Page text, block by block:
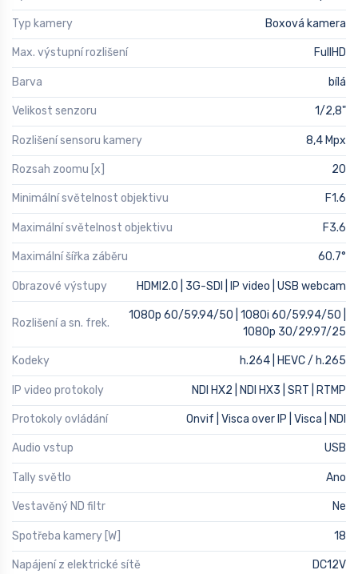
Typ kamery Boxová kamera
Max. výstupní rozlišení FullHD
Barva bílá
Velikost senzoru 1/2,8"
Rozlišení sensoru kamery 8,4 Mpx
Rozsah zoomu [x] 20
Minimální světelnost objektivu F1.6
Maximální světelnost objektivu F3.6
Maximální šířka záběru 60.7°
Obrazové výstupy HDMI2.0 | 3G-SDI | IP video | USB webcam
Rozlišení a sn. frek.
1080p 60/59.94/50 | 1080i 60/59.94/50 |
1080p 30/29.97/25
Kodeky h.264 | HEVC / h.265
IP video protokoly NDI HX2 | NDI HX3 | SRT | RTMP
Protokoly ovládání Onvif | Visca over IP | Visca | NDI
Audio vstup USB
Tally světlo Ano
Vestavěný ND filtr Ne
Spotřeba kamery [W] 18
Napájení z elektrické sítě DC12V